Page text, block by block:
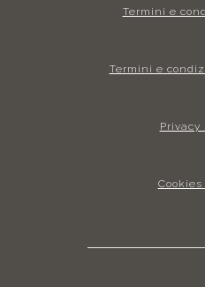
Termini e
Termini e
Privacy
Cookies